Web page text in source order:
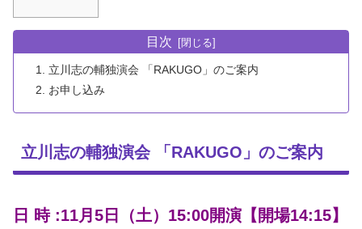
目次
立川志の輔独演会 「RAKUGO」のご案内
お申し込み
立川志の輔独演会 「RAKUGO」のご案内
日 時 :11月5日（土）15:00開演【開場14:15】